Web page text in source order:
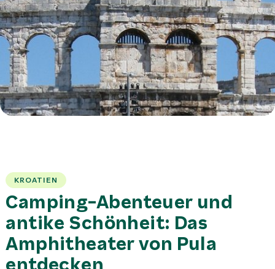
KROATIEN
Camping-Abenteuer und
antike Schönheit: Das
Amphitheater von Pula